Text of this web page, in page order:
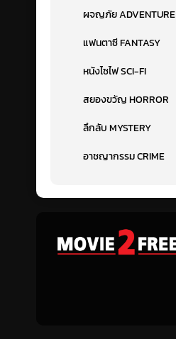
ผจญภัย ADVENTURE
แฟนตาซี FANTASY
หนังไซไฟ SCI-FI
สยองขวัญ HORROR
ลึกลับ MYSTERY
อาชญากรรม CRIME